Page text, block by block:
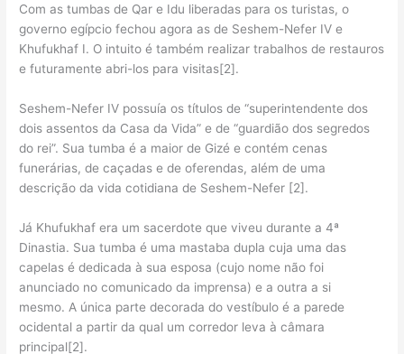
Com as tumbas de Qar e Idu liberadas para os turistas, o
governo egípcio fechou agora as de Seshem-Nefer IV e
Khufukhaf I. O intuito é também realizar trabalhos de restauros
e futuramente abri-los para visitas[2].
Seshem-Nefer IV possuía os títulos de “superintendente dos
dois assentos da Casa da Vida” e de “guardião dos segredos
do rei”. Sua tumba é a maior de Gizé e contém cenas
funerárias, de caçadas e de oferendas, além de uma
descrição da vida cotidiana de Seshem-Nefer [2].
Já Khufukhaf era um sacerdote que viveu durante a 4ª
Dinastia. Sua tumba é uma mastaba dupla cuja uma das
capelas é dedicada à sua esposa (cujo nome não foi
anunciado no comunicado da imprensa) e a outra a si
mesmo. A única parte decorada do vestíbulo é a parede
ocidental a partir da qual um corredor leva à câmara
principal[2].